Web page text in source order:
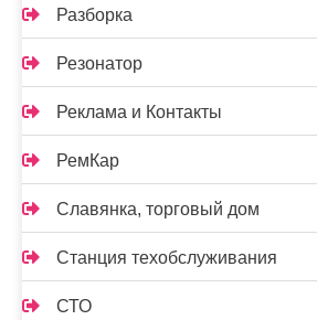
Разборка
Резонатор
Реклама и Контакты
РемКар
Славянка, торговый дом
Станция техобслуживания
СТО